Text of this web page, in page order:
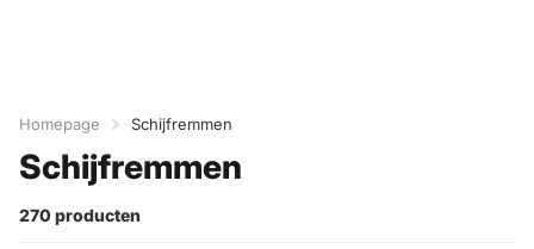
Homepage Schijfremmen
Schijfremmen
270 producten